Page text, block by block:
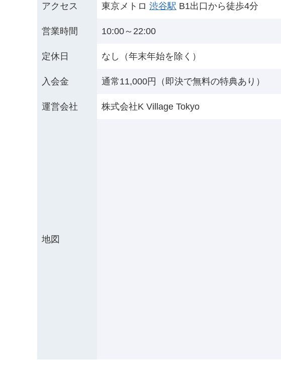
アクセス 東京メトロ 渋谷駅 B1出口から徒歩4分
営業時間 10:00～22:00
定休日 なし（年末年始を除く）
入会金 通常11,000円（即決で無料の特典あり）
運営会社 株式会社K Village Tokyo
地図